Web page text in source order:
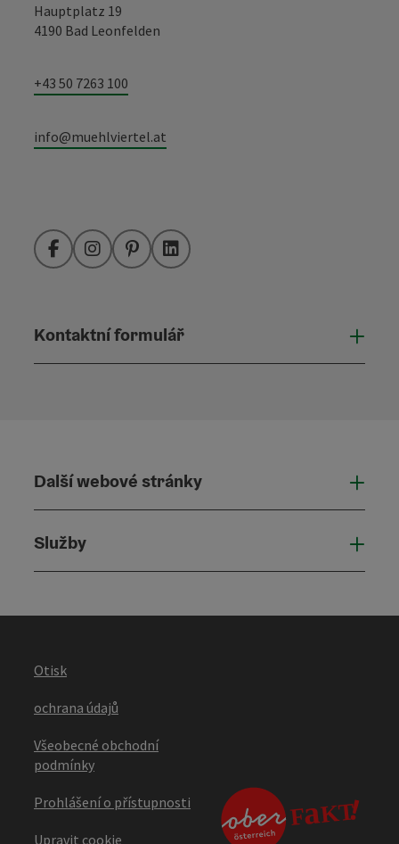
Hauptplatz 19
4190 Bad Leonfelden
+43 50 7263 100
info@muehlviertel.at
FacebookInstagramPinterestLinkedIn
Kontaktní formulář
Další webové stránky
Služby
Otisk
ochrana údajů
Všeobecné obchodní
podmínky
Prohlášení o přístupnosti
Upravit cookie